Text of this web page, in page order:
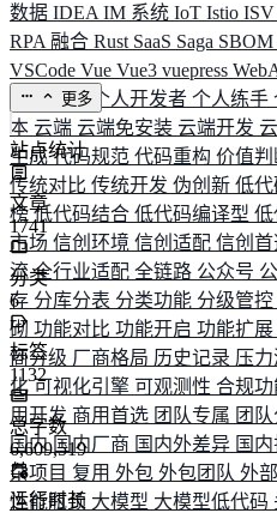
数据 IDEA IM 系统 IoT Istio ISV
RPA 融合 Rust SaaS Saga SBOM
VSCode Vue Vue3 vuepress
业务连续个人开发者 个人练手
本 云端 云端免安装 云端开发
生成代码规范 代码重构 价值判
传统对比 传统开发 伪创新 低代
榜低代码结合 低代码编译型 低
市场 信创环境 信创适配 信创首
流全行业适配 全链路 公众号
存 分库分表 分类功能 分级管控
砌 功能对比 功能开启 功能扩展
商分级 厂商格局 历史记录 压
化可视化引擎 可观测性 合规功
用开发 商用首选 团队专属 团
国内国内厂商 国内外差异 国
杂项目 复用 外包 外包团队 外部
性能瓶颈 大模型 大模型低代码
更多
站点统计
文章
1741
分类
6
标签
1132
总字数
6,609,519
运行时长